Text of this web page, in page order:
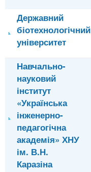
Державний
біотехнологічний
університет
Навчально-
науковий
інститут
«Українська
інженерно-
педагогічна
академія» ХНУ
ім. В.Н.
Каразіна